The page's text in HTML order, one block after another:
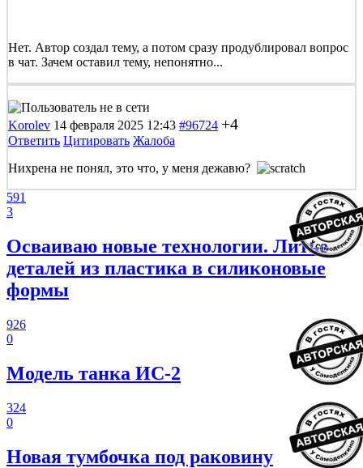
Нет. Автор создал тему, а потом сразу продублировал вопрос
в чат. Зачем оставил тему, непонятно...
Korolev 14 февраля 2025 12:43 #96724 +4
Ответить Цитировать Жалоба
Нихрена не понял, это что, у меня дежавю?
591
3
Осваиваю новые технологии. Литье
деталей из пластика в силиконовые
формы
926
0
Модель танка ИС-2
324
0
Новая тумбочка под раковину